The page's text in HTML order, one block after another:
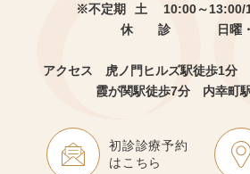
※不定期
土 10:00～13:00/
休 診
日曜・
アクセス 虎ノ門ヒルズ駅徒歩1分
霞が関駅徒歩7分 内幸町
初診診療予約
はこちら